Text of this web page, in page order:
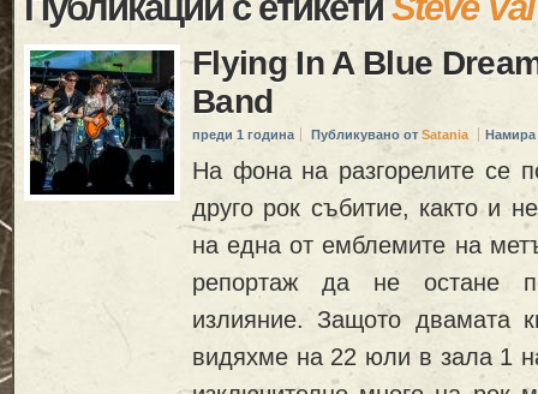
Flying In A Blue
Band
преди 1 година Публикувано от Satania
На фона на разгорелите се
друго рок събитие, както и
на една от емблемите на
репортаж да не остане
излияние. Защото двамата
видяхме на 22 юли в зала 1